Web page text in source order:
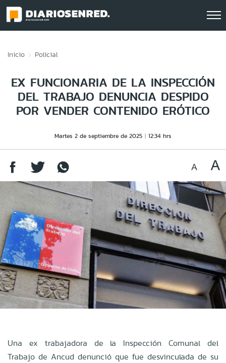
Inicio Policial
EX FUNCIONARIA DE LA INSPECCIÓN
DEL TRABAJO DENUNCIA DESPIDO
POR VENDER CONTENIDO ERÓTICO
Martes 2 de septiembre de 2025 12:34 hrs
Una ex trabajadora de la Inspección Comunal del
Trabajo de Ancud denunció que fue desvinculada de su